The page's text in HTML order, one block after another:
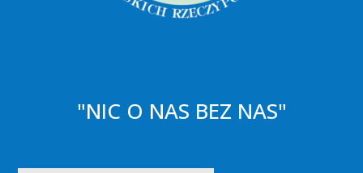
"NIC O NAS BEZ NAS"